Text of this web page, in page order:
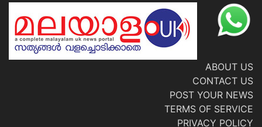
ABOUT US
CONTACT US
POST YOUR NEWS
TERMS OF SERVICE
PRIVACY POLICY